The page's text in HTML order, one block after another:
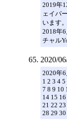
2019年
ェイパ
います。
2018年
チャル
2020/
2020年6
1 2 3 4 5
7 8 9 10
14 15
21 22
28 29 30